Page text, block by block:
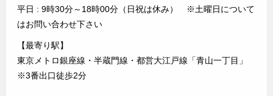
平日 : 9時30分～18時00分（日祝は休み） ※土曜日について
はお問い合わせ下さい
【最寄り駅】
東京メトロ銀座線・半蔵門線・都営大江戸線「青山一丁目」
※3番出口徒歩2分